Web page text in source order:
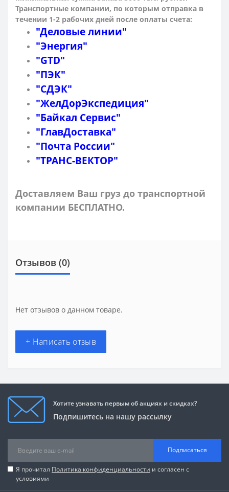
Транспортные компании, по которым отправка в
течении 1-2 рабочих дней после оплаты счета:
"Деловые линии"
"Энергия"
"GTD"
"ПЭК"
"СДЭК"
"ЖелДорЭкспедиция"
"Байкал Сервис"
"ГлавДоставка"
"Почта России"
"ТРАНС-ВЕКТОР"
Доставляем Ваш груз до транспортной
компании БЕСПЛАТНО.
Отзывов (0)
Нет отзывов о данном товаре.
+ Написать отзыв
Хотите узнавать первым об акциях и скидках?
Подпишитесь на нашу рассылку
Подписаться
Я прочитал Политика конфиденциальности и согласен с
условиями